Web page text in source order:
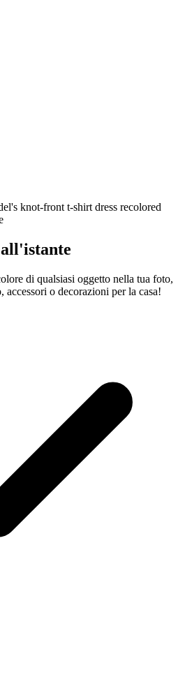
di qualsiasi oggetto nella tua foto,
o decorazioni per la casa!